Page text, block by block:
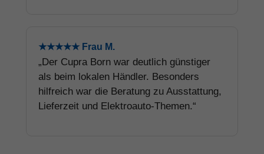
★★★★★ Frau M.
„Der Cupra Born war deutlich günstiger
als beim lokalen Händler. Besonders
hilfreich war die Beratung zu Ausstattung,
Lieferzeit und Elektroauto-Themen.“